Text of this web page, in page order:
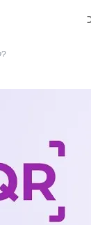
איך ליצור קוד QR לתמונות?